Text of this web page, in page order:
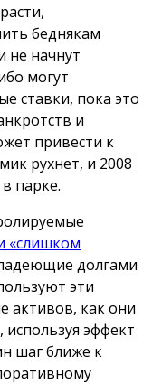
беднякам
не начнут
могут
ставки, пока это
и
привести к
рухнет, и 2008
парке.
«слишком
долгами
эти
активов, как они
используя эффект
шаг ближе к